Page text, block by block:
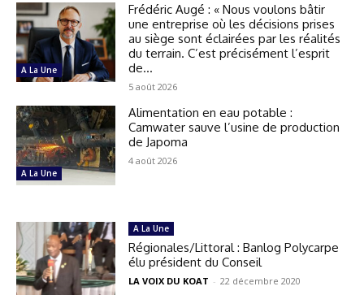
A La Une
Frédéric Augé : « Nous voulons bâtir
une entreprise où les décisions prises
au siège sont éclairées par les réalités
du terrain. C’est précisément l’esprit
de...
5 août 2026
A La Une
Alimentation en eau potable :
Camwater sauve l’usine de production
de Japoma
4 août 2026
A La Une
Régionales/Littoral : Banlog Polycarpe
élu président du Conseil
LA VOIX DU KOAT - 22 décembre 2020